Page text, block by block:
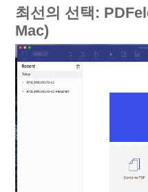
최선의 선택:
Mac)